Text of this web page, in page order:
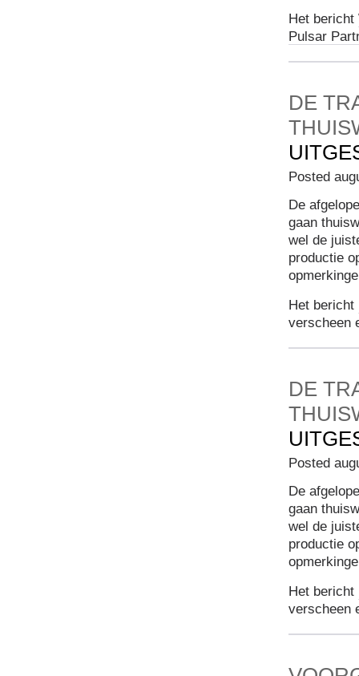
Het bericht
Pulsar
DE
Posted
De
gaan
wel de
productie
Het bericht
verscheen
DE
Posted
De
gaan
wel de
productie
Het bericht
verscheen